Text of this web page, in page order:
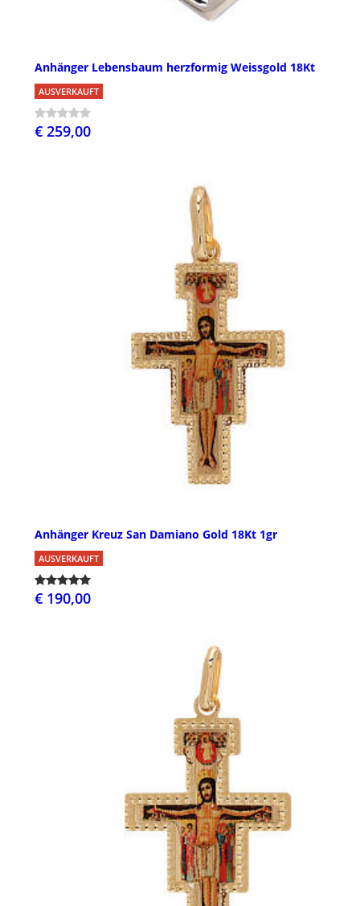
Anhänger Lebensbaum herzformig Weissgold 18Kt
AUSVERKAUFT
€ 259,00
Anhänger Kreuz San Damiano Gold 18Kt 1gr
AUSVERKAUFT
€ 190,00